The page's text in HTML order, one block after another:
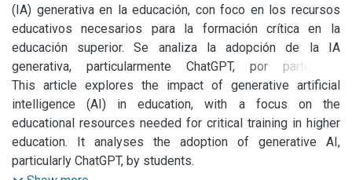
(IA) generativa en la educación, con foco en los recursos
educativos necesarios para la formación crítica en la
educación superior. Se analiza la adopción de la IA
generativa, particularmente ChatGPT, por parte de
estudiantes. Los autores argumentan que, si bien la IA
generativa tiene el potencial de acelerar el aprendizaje,
también presenta riesgos, como la distorsión cognitiva de
la realidad en estudiantes sin competencias críticas en IA
debido a la dilución epistemológica del control de fuentes
This article explores the impact of generative artificial
intelligence (AI) in education, with a focus on the
educational resources needed for critical training in higher
education. It analyses the adoption of generative AI,
particularly ChatGPT, by students.